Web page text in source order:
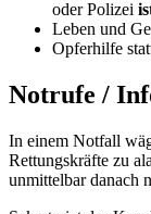
oder Polizei
Leben und
Opferhilfe
Notrufe /
In einem Notfall
Rettungskräfte zu
unmittelbar danach